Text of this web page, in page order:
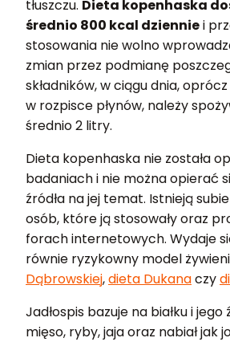
tłuszczu. Dieta kopenhaska
średnio 800 kcal dzienniei
stosowania nie wolno
zmian przez podmianę
składników, w ciągu dnia,
w rozpisce płynów, należy
średnio 2 litry.
Dieta kopenhaska nie została
badaniach i nie można opierać
źródła na jej temat. Istnieją
osób, które ją stosowały oraz
forach internetowych. Wydaje
równie ryzykowny model
Dąbrowskiej,dieta Dukanaczy
Jadłospis bazuje na białku i jego
mięso, ryby, jaja oraz nabiał jak